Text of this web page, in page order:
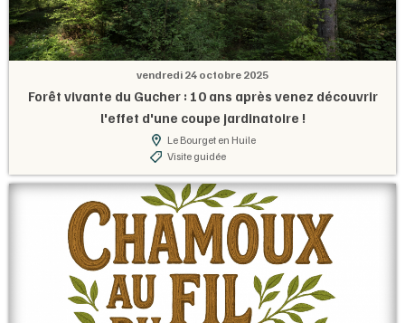
vendredi 24 octobre 2025
Forêt vivante du Gucher : 10 ans après venez découvrir
l'effet d'une coupe jardinatoire !
Le Bourget en Huile
Visite guidée